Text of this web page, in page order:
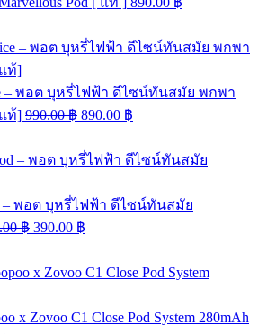
– พอต บุหรี่ไฟฟ้า ดีไซน์ทันสมัย พกพา
ท้] 990.00฿ 890.00 ฿
– พอต บุหรี่ไฟฟ้า ดีไซน์ทันสมัย
฿ 390.00 ฿
x Zovoo C1 Close Pod System 280mAh